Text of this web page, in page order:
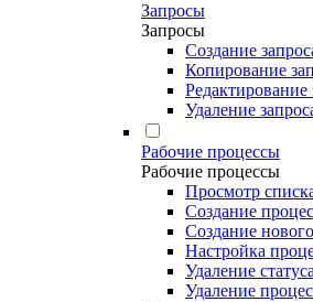
Запросы
Запросы
Создание
Копирование
Редактирование
Удаление
Рабочие процессы
Рабочие процессы
Просмотр
Создание
Создание
Настройка
Удаление
Удаление